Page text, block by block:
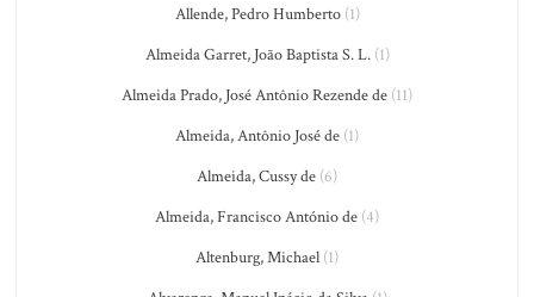
Allende, Pedro Humberto(1)
Almeida Garret, João Baptista S. L.(1)
Almeida Prado, José Antônio Rezende de (11)
Almeida, Antônio José de (1)
Almeida, Cussy de (6)
Almeida, Francisco António de (4)
Altenburg, Michael (1)